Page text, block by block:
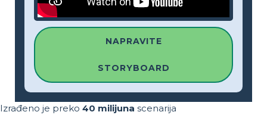
NAPRAVITE
STORYBOARD
Izrađeno je preko 40 milijuna scenarija